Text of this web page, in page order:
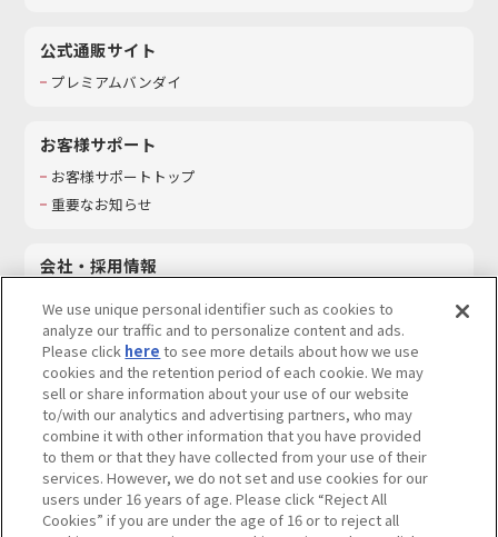
公式通販サイト
プレミアムバンダイ
お客様サポート
お客様サポートトップ
重要なお知らせ
会社・採用情報
採用情報
サステナビリティ
お問い合わせ
ウェブサイトご利用条件 ソーシャルメディアポリシー
個人情報及び特定個人情報等の取り扱いに関する保護方針
We use unique personal identifier such as cookies to
analyze our traffic and to personalize content and ads.
Please click here to see more details about how we use
cookies and the retention period of each cookie. We may
sell or share information about your use of our website
to/with our analytics and advertising partners, who may
combine it with other information that you have provided
to them or that they have collected from your use of their
services. However, we do not set and use cookies for our
users under 16 years of age. Please click “Reject All
Cookies” if you are under the age of 16 or to reject all